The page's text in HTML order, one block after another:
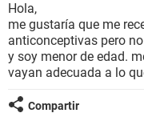
BIENESTAR
SEXUALIDAD
GLOSARIO
Hola,
me gustaría que me
anticonceptivas pero
y soy menor de edad.
vayan adecuada a lo
Compartir